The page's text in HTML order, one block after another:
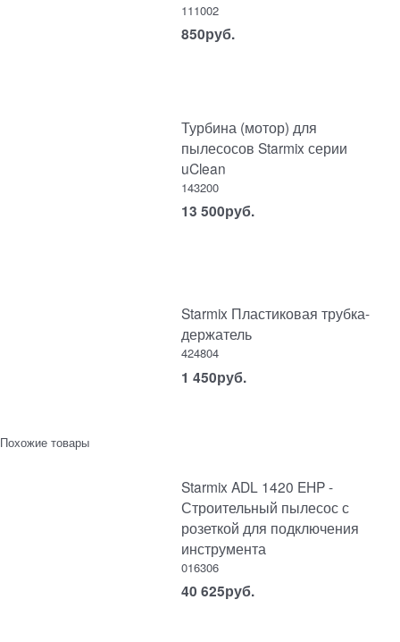
111002
850руб.
Турбина (мотор) для
пылесосов Starmix серии
uClean
143200
13 500руб.
Starmix Пластиковая трубка-
держатель
424804
1 450руб.
Похожие товары
Starmix ADL 1420 EHP -
Строительный пылесос с
розеткой для подключения
инструмента
016306
40 625руб.